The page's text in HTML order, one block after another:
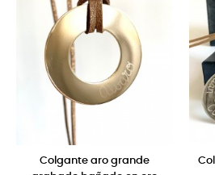
Colgante aro grande